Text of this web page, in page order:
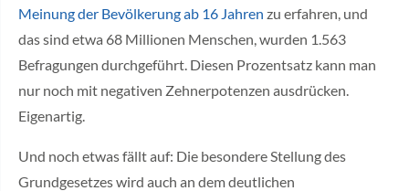
Meinung der Bevölkerung ab 16 Jahren zu erfahren, und
das sind etwa 68 Millionen Menschen, wurden 1.563
Befragungen durchgeführt. Diesen Prozentsatz kann man
nur noch mit negativen Zehnerpotenzen ausdrücken.
Eigenartig.
Und noch etwas fällt auf: Die besondere Stellung des
Grundgesetzes wird auch an dem deutlichen